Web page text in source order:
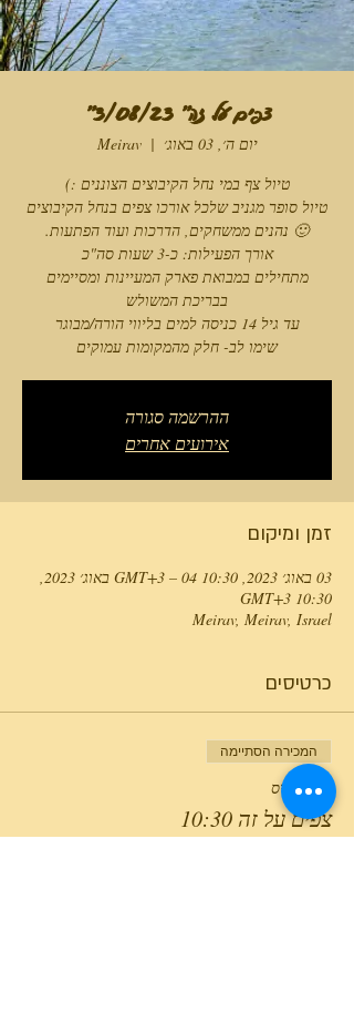
צפים על זה" 3/08/23"
יום ה׳, 03 באוג׳
  |
Meirav
טיול סופר מגניב שלכל אורכו צפים בנחל הקיבוצים
אורך הפעילות: כ-3 שעות סה"כ
מתחילים במבואת פארק המעיינות ומסיימים
שימו לב- חלק מהמקומות עמוקים
ההרשמה סגורה
אירועים אחרים
זמן ומיקום
03 באוג׳ 2023, 10:30 GMT‎+3‎ – 04 באוג׳ 2023,
10:30 GMT‎+3‎
Meirav, Meirav, Israel
כרטיסים
המכירה הסתיימה
סוג כרטיס
צפים על זה 10:30